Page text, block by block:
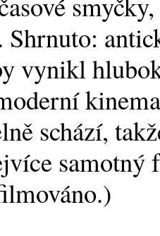
Shrnuto:
vynikl
schází,
samotný